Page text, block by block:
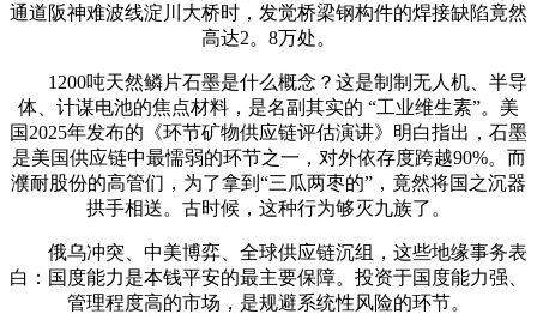
通道阪神难波线淀川大桥时，发觉桥梁钢构件的焊接缺陷竟然
高达2。8万处。
1200吨天然鳞片石墨是什么概念？这是制制无人机、半导
体、计谋电池的焦点材料，是名副其实的 “工业维生素”。美
国2025年发布的《环节矿物供应链评估演讲》明白指出，石墨
是美国供应链中最懦弱的环节之一，对外依存度跨越90%。而
濮耐股份的高管们，为了拿到“三瓜两枣的”，竟然将国之沉器
拱手相送。古时候，这种行为够灭九族了。
俄乌冲突、中美博弈、全球供应链沉组，这些地缘事务表
白：国度能力是本钱平安的最主要保障。投资于国度能力强、
管理程度高的市场，是规避系统性风险的环节。